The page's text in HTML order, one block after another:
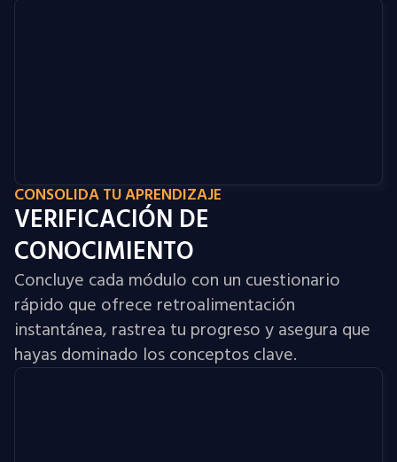
CONSOLIDA TU APRENDIZAJE
VERIFICACIÓN DE
CONOCIMIENTO
Concluye cada módulo con un cuestionario
rápido que ofrece retroalimentación
instantánea, rastrea tu progreso y asegura que
hayas dominado los conceptos clave.